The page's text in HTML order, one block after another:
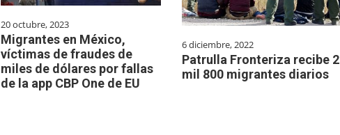
20 octubre, 2023
Migrantes en México,
víctimas de fraudes de
miles de dólares por fallas
de la app CBP One de EU
6 diciembre, 2022
Patrulla Fronteriza recibe 2
mil 800 migrantes diarios